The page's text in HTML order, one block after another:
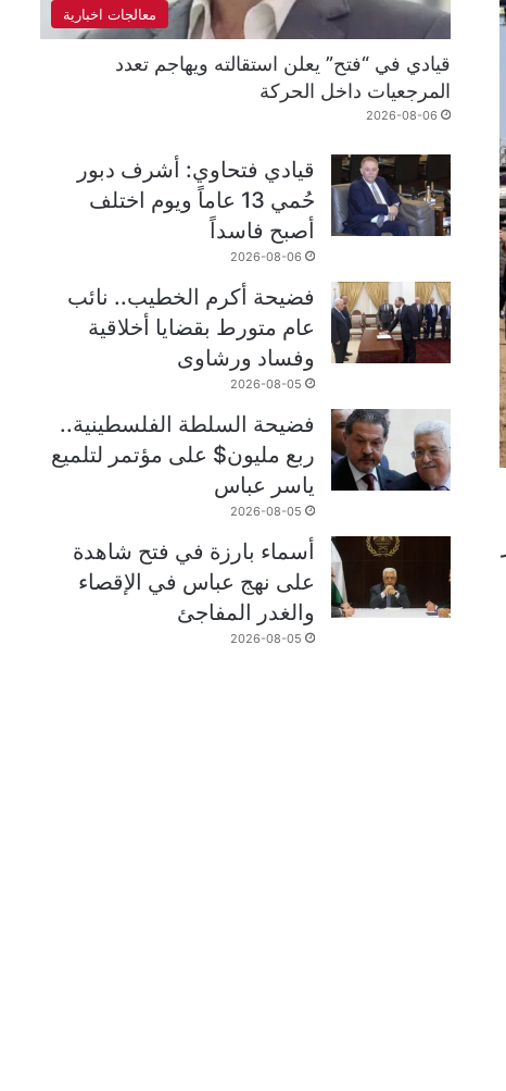
معالجات اخبارية
قيادي في “فتح” يعلن استقالته ويهاجم تعدد
المرجعيات داخل الحركة
2026-08-06
قيادي فتحاوي: أشرف دبور
حُمي 13 عاماً ويوم اختلف
أصبح فاسداً
2026-08-06
فضيحة أكرم الخطيب.. نائب
عام متورط بقضايا أخلاقية
وفساد ورشاوى
2026-08-05
فضيحة السلطة الفلسطينية..
ربع مليون$ على مؤتمر لتلميع
ياسر عباس
2026-08-05
أسماء بارزة في فتح شاهدة
على نهج عباس في الإقصاء
والغدر المفاجئ
2026-08-05